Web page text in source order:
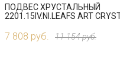
ПОДВЕС ХРУСТАЛЬНЫЙ
2201.15IV.NI.LEAFS ART
7 808 руб. 11 154 руб.